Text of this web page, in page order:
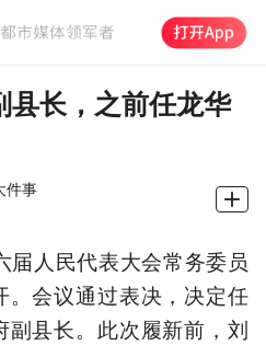
长，之前任龙华
件事
人民代表大会常务委员
会议通过表决，决定任
县长。此次履新前，刘